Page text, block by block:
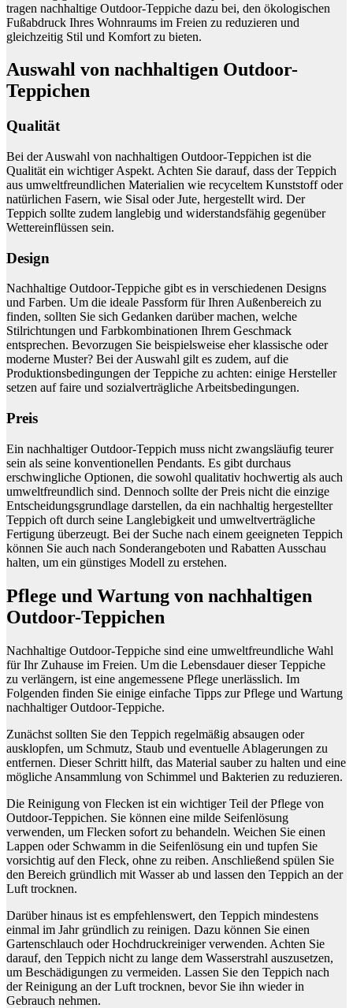
tragen nachhaltige Outdoor-Teppiche dazu bei, den ökologischen
Fußabdruck Ihres Wohnraums im Freien zu reduzieren und
gleichzeitig Stil und Komfort zu bieten.
Auswahl von nachhaltigen Outdoor-
Teppichen
Qualität
Bei der Auswahl von nachhaltigen Outdoor-Teppichen ist die
Qualität ein wichtiger Aspekt. Achten Sie darauf, dass der Teppich
aus umweltfreundlichen Materialien wie recyceltem Kunststoff oder
natürlichen Fasern, wie Sisal oder Jute, hergestellt wird. Der
Teppich sollte zudem langlebig und widerstandsfähig gegenüber
Wettereinflüssen sein.
Design
Nachhaltige Outdoor-Teppiche gibt es in verschiedenen Designs
und Farben. Um die ideale Passform für Ihren Außenbereich zu
finden, sollten Sie sich Gedanken darüber machen, welche
Stilrichtungen und Farbkombinationen Ihrem Geschmack
entsprechen. Bevorzugen Sie beispielsweise eher klassische oder
moderne Muster? Bei der Auswahl gilt es zudem, auf die
Produktionsbedingungen der Teppiche zu achten: einige Hersteller
setzen auf faire und sozialverträgliche Arbeitsbedingungen.
Preis
Ein nachhaltiger Outdoor-Teppich muss nicht zwangsläufig teurer
sein als seine konventionellen Pendants. Es gibt durchaus
erschwingliche Optionen, die sowohl qualitativ hochwertig als auch
umweltfreundlich sind. Dennoch sollte der Preis nicht die einzige
Entscheidungsgrundlage darstellen, da ein nachhaltig hergestellter
Teppich oft durch seine Langlebigkeit und umweltverträgliche
Fertigung überzeugt. Bei der Suche nach einem geeigneten Teppich
können Sie auch nach Sonderangeboten und Rabatten Ausschau
halten, um ein günstiges Modell zu erstehen.
Pflege und Wartung von nachhaltigen
Outdoor-Teppichen
Nachhaltige Outdoor-Teppiche sind eine umweltfreundliche Wahl
für Ihr Zuhause im Freien. Um die Lebensdauer dieser Teppiche
zu verlängern, ist eine angemessene Pflege unerlässlich. Im
Folgenden finden Sie einige einfache Tipps zur Pflege und Wartung
nachhaltiger Outdoor-Teppiche.
Zunächst sollten Sie den Teppich regelmäßig absaugen oder
ausklopfen, um Schmutz, Staub und eventuelle Ablagerungen zu
entfernen. Dieser Schritt hilft, das Material sauber zu halten und eine
mögliche Ansammlung von Schimmel und Bakterien zu reduzieren.
Die Reinigung von Flecken ist ein wichtiger Teil der Pflege von
Outdoor-Teppichen. Sie können eine milde Seifenlösung
verwenden, um Flecken sofort zu behandeln. Weichen Sie einen
Lappen oder Schwamm in die Seifenlösung ein und tupfen Sie
vorsichtig auf den Fleck, ohne zu reiben. Anschließend spülen Sie
den Bereich gründlich mit Wasser ab und lassen den Teppich an der
Luft trocknen.
Darüber hinaus ist es empfehlenswert, den Teppich mindestens
einmal im Jahr gründlich zu reinigen. Dazu können Sie einen
Gartenschlauch oder Hochdruckreiniger verwenden. Achten Sie
darauf, den Teppich nicht zu lange dem Wasserstrahl auszusetzen,
um Beschädigungen zu vermeiden. Lassen Sie den Teppich nach
der Reinigung an der Luft trocknen, bevor Sie ihn wieder in
Gebrauch nehmen.